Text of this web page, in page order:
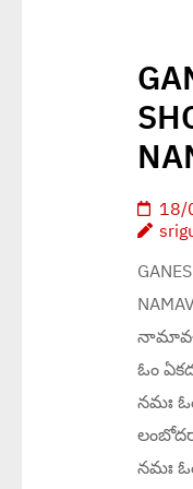
18/
ఓం
నమః
నమః